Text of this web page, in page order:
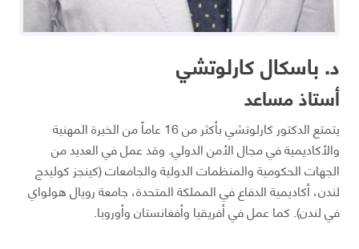
د. باسكال كارلوتشي
أستاذ مساعد
يتمتع الدكتور كارلوتشي بأكثر من 16 عاماً من الخبرة المهنية
والأكاديمية في مجال الأمن الدولي. وقد عمل في العديد من
الجهات الحكومية والمنظمات الدولية والجامعات (كينجز كوليدج
لندن، أكاديمية الدفاع في المملكة المتحدة، جامعة رويال هولواي
في لندن). كما عمل في أفريقيا وأفغانستان وأوروبا.